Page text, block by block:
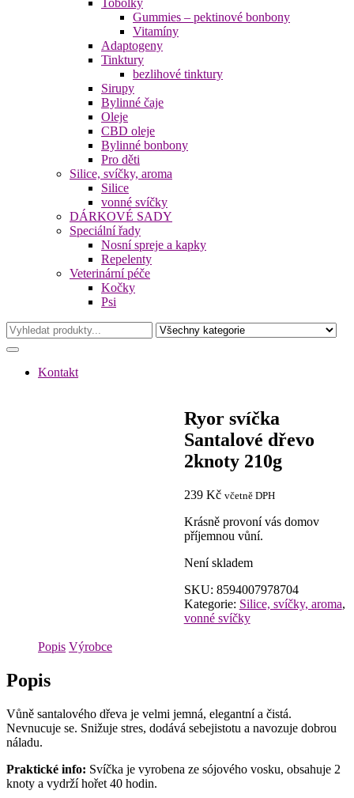
Tobolky
Gummies – pektinové bonbony
Vitamíny
Adaptogeny
Tinktury
bezlihové tinktury
Sirupy
Bylinné čaje
Oleje
CBD oleje
Bylinné bonbony
Pro děti
Silice, svíčky, aroma
Silice
vonné svíčky
DÁRKOVÉ SADY
Speciální řady
Nosní spreje a kapky
Repelenty
Veterinární péče
Kočky
Psi
Kontakt
Ryor svíčka
Santalové dřevo
2knoty 210g
239 Kč včetně DPH
Krásně provoní vás domov
příjemnou vůní.
Není skladem
SKU: 8594007978704
Kategorie: Silice, svíčky, aroma,
vonné svíčky
Popis Výrobce
Popis
Vůně santalového dřeva je velmi jemná, elegantní a čistá.
Nevnucuje se. Snižuje stres, dodává sebejistotu a navozuje dobrou
náladu.
Praktické info: Svíčka je vyrobena ze sójového vosku, obsahuje 2
knoty a vydrží hořet 40 hodin.